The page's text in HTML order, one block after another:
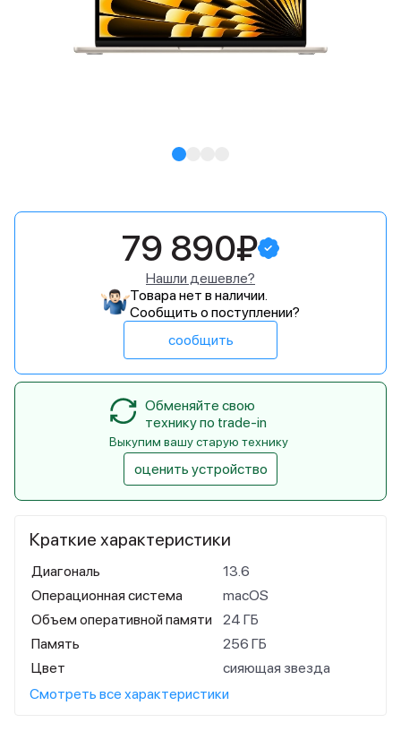
Краткие характеристики
Диагональ
13.6
Операционная система
macOS
Объем оперативной памяти
24 ГБ
Память
256 ГБ
Цвет
сияющая звезда
Смотреть все характеристики
79 890₽
Нашли дешевле?
Товара нет в наличии.
Сообщить о поступлении?
сообщить
Обменяйте свою
технику по trade-in
Выкупим вашу старую технику
оценить устройство